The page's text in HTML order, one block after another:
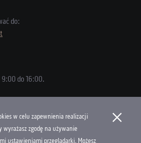
do:
do 16:00.
Knock Out Productions
w celu zapewnienia realizacji
wyrażasz zgodę na używanie
ustawieniami przeglądarki. Możesz
×